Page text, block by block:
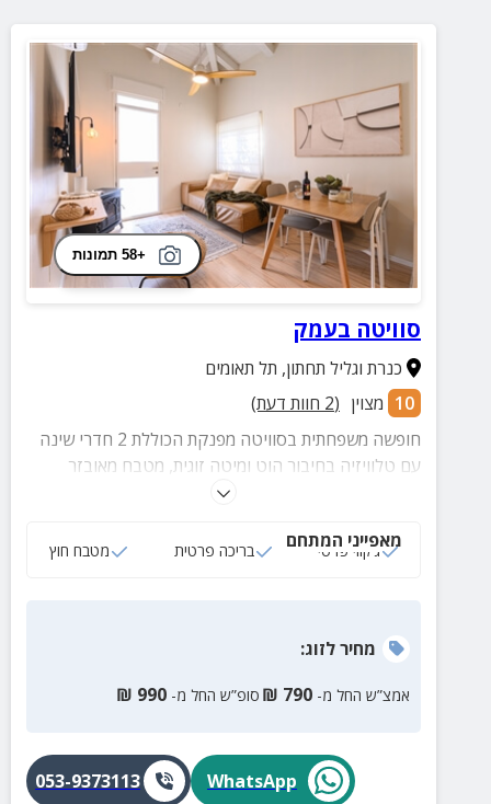
+58 תמונות
סוויטה בעמק
כנרת וגליל תחתון, תל תאומים
10 מצוין (
2 חוות דעת)
חופשה משפחתית בסוויטה מפנקת הכוללת 2 חדרי שינה
עם טלוויזיה בחיבור הוט ומיטה זוגית, מטבח מאובזר
לבישול, מרפסת נוף גדולה עם ג'קוזי ובריכה פרטיים,
מאפייני המתחם
ג‘קוזי פרטי בריכה פרטית מטבח חוץ
מחירלזוג:
אמצ”ש החל מ- 790
₪ סופ”ש החל מ- 990
₪
WhatsApp
053-9373113